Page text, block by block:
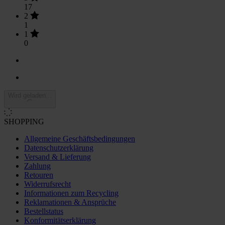
17
2
1
1
0
SHOPPING
Allgemeine Geschäftsbedingungen
Datenschutzerklärung
Versand & Lieferung
Zahlung
Retouren
Widerrufsrecht
Informationen zum Recycling
Reklamationen & Ansprüche
Bestellstatus
Konformitätserklärung